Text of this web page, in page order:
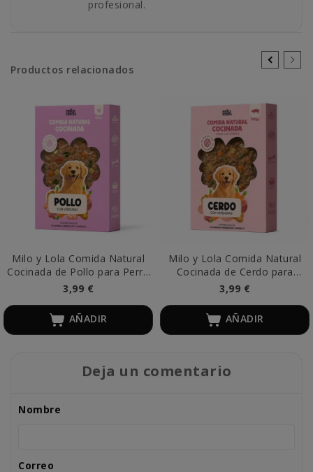
profesional.
Productos relacionados
Milo y Lola Comida Natural
Cocinada de Pollo para Perro
Adulto
3,99 €
AÑADIR
Milo y Lola Comida Natural
Cocinada de Cerdo para
Cachorro
3,99 €
AÑADIR
Deja un comentario
Nombre
Correo